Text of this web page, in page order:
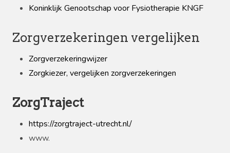
Koninklijk Genootschap voor Fysiotherapie KNGF
Zorgverzekeringen vergelijken
Zorgverzekeringwijzer
Zorgkiezer, vergelijken zorgverzekeringen
ZorgTraject
https://zorgtraject-utrecht.nl/
www.